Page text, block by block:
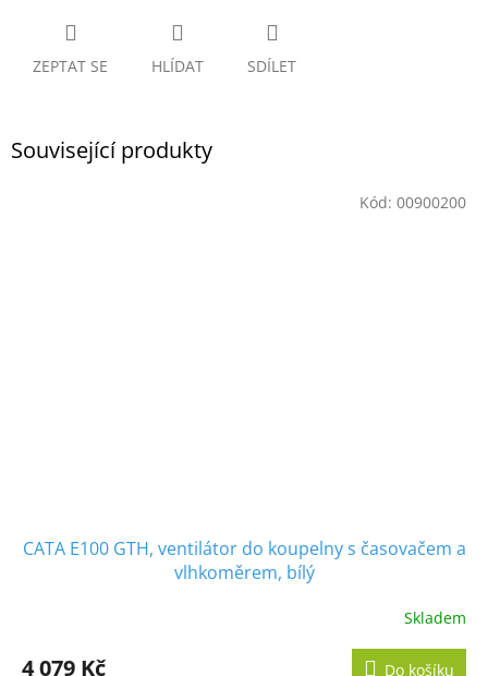
ZEPTAT SE HLÍDAT SDÍLET
Související produkty
CATA E100 GTH, ventilátor do koupelny s časovačem a
vlhkoměrem, bílý
produktu
Skladem
4 079 Kč Do košíku
Kód: 00900200